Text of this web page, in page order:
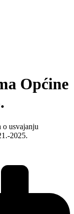
Općine
o usvajanju
2025.